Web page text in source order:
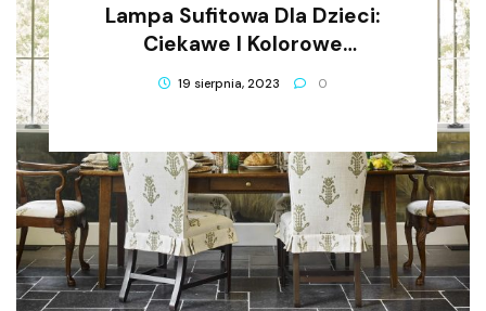
Lampa Sufitowa Dla Dzieci:
Ciekawe I Kolorowe
Rozwiązanie Dla Każdego
Pokoju
19 sierpnia, 2023 0